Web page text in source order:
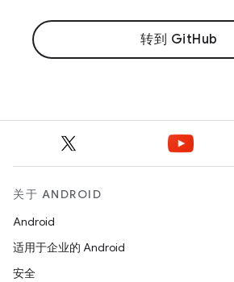
转到 GitHub
关于 ANDROID
Android
适用于企业的 Android
安全